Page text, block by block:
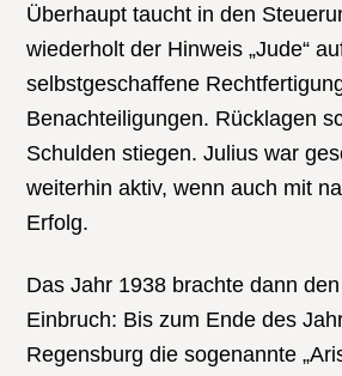
Überhaupt taucht in den
wiederholt der Hinweis „Jude“
selbstgeschaffene
Benachteiligungen. Rücklagen
Schulden stiegen. Julius war
weiterhin aktiv, wenn auch mit
Erfolg.
Das Jahr 1938 brachte dann
Einbruch: Bis zum Ende des
Regensburg die sogenannte